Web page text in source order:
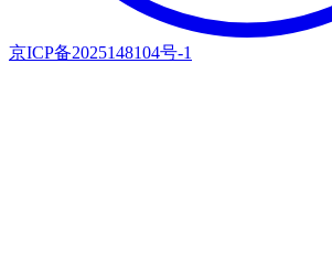
京ICP备2025148104号-1